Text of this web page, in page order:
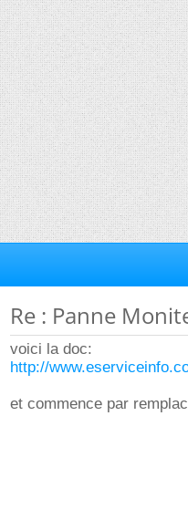
Re : Panne
voici la doc:
http://
et commence par